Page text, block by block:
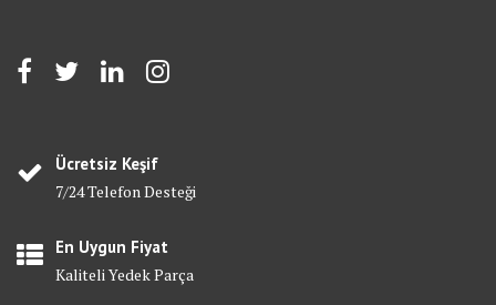
Ücretsiz Keşif
7/24 Telefon Desteği
En Uygun Fiyat
Kaliteli Yedek Parça